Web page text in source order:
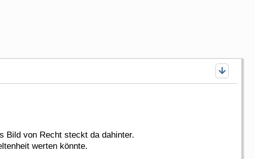
Bild von Recht steckt da dahinter.
werten könnte.